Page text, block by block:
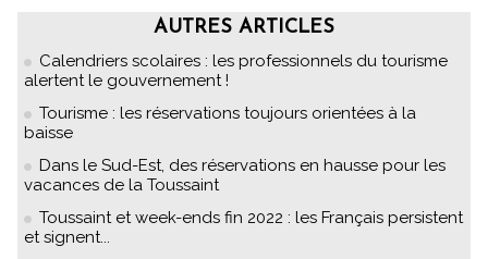
AUTRES ARTICLES
Calendriers scolaires : les professionnels du tourisme
alertent le gouvernement !
Tourisme : les réservations toujours orientées à la
baisse
Dans le Sud-Est, des réservations en hausse pour les
vacances de la Toussaint
Toussaint et week-ends fin 2022 : les Français persistent
et signent...